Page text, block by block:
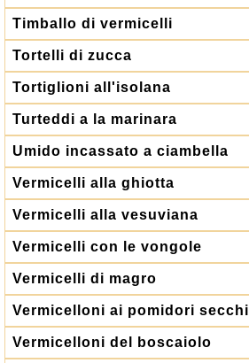
Timballo di vermicelli
Tortelli di zucca
Tortiglioni all'isolana
Turteddi a la marinara
Umido incassato a ciambella
Vermicelli alla ghiotta
Vermicelli alla vesuviana
Vermicelli con le vongole
Vermicelli di magro
Vermicelloni ai pomidori secchi
Vermicelloni del boscaiolo